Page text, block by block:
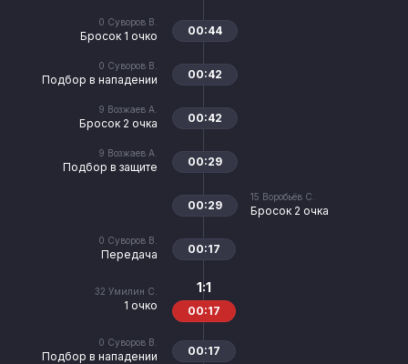
0 Суворов В.
Бросок 1 очко 00:44
0 Суворов В.
Подбор в нападении 00:42
9 Возжаев А.
Бросок 2 очка 00:42
9 Возжаев А.
Подбор в защите 00:29
15 Воробьёв С.
Бросок 2 очка
00:29
0 Суворов В.
Передача 00:17
32 Умилин С.
1 очко
1:1
00:17
0 Суворов В.
Подбор в нападении 00:17